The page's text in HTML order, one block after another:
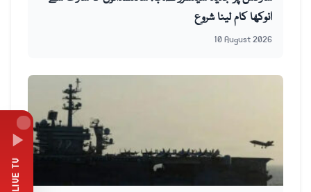
LIVE TV
انوکھا کام لینا شروع
10 August 2026